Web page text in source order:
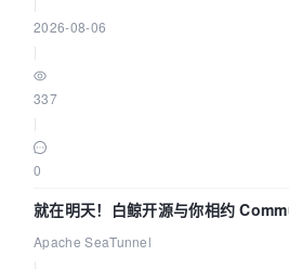
2026-08-06
337
0
就在明天！白鲸开源与你相约
Asia 2026 主题演讲！
Apache SeaTunnel